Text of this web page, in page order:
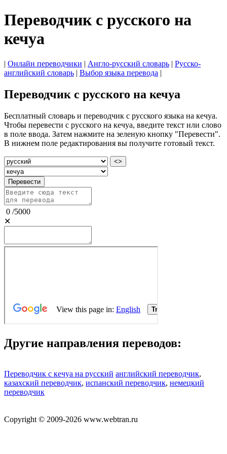
Переводчик с русского на
кечуа
| Онлайн переводчики | Англо-русский словарь | Русско-
английский словарь | Выбор языка перевода |
Переводчик с русского на кечуа
Бесплатный словарь и переводчик с русского языка на кечуа.
Чтобы перевести с русского на кечуа, введите текст или слово
в поле ввода. Затем нажмите на зеленую кнопку "Перевести".
В нижнем поле редактирования вы получите готовый текст.
<>
Перевести
0 /5000
✕
Другие направления переводов:
Переводчик с кечуа на русский английский переводчик,
казахский переводчик, испанский переводчик, немецкий
переводчик
Copyright © 2009-2026 www.webtran.ru